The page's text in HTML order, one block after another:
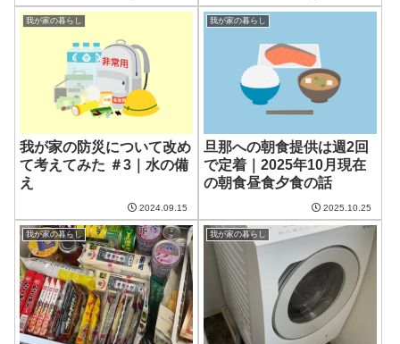
我が家の暮らし
我が家の防災について改め
て考えてみた ＃3｜水の備
え
2024.09.15
我が家の暮らし
旦那への朝食提供は週2回
で定着｜2025年10月現在
の朝食昼食夕食の話
2025.10.25
我が家の暮らし 我が家の暮らし